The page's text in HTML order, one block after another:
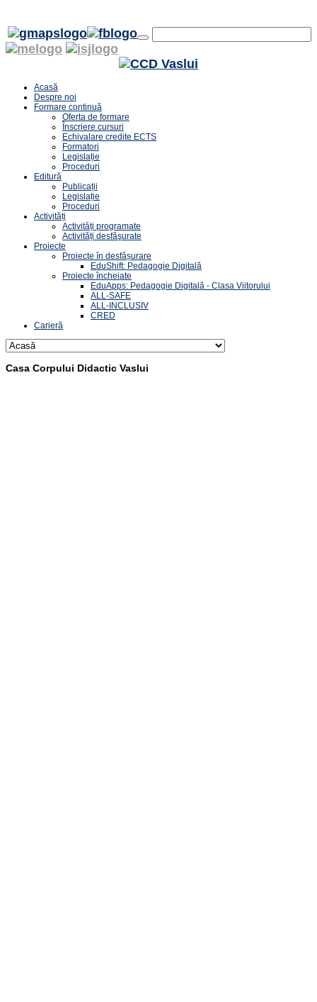
Acasă
Despre noi
Formare continuă
Oferta de formare
Înscriere cursuri
Echivalare credite ECTS
Formatori
Legislație
Proceduri
Editură
Publicații
Legislație
Proceduri
Activități
Activități programate
Activități desfăşurate
Proiecte
Proiecte în desfășurare
EduShift: Pedagogie Digitală
Proiecte încheiate
EduApps: Pedagogie Digitală - Clasa Viitorului
ALL-SAFE
ALL-INCLUSIV
CRED
Carieră
Casa Corpului Didactic Vaslui